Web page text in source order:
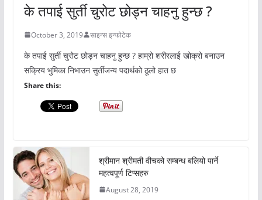
के तपाई सुर्ती चुरोट छोड्न चाहनु हुन्छ ?
October 3, 2019 साइन्स इन्फोटेक
के तपाई सुर्ती चुरोट छोड्न चाहनु हुन्छ ? हाम्रो शरीरलाई खोक्रो बनाउन
सक्रिय भुमिका निभाउन सुर्तीजन्य पदार्थको ठूलो हात छ
Share this:
श्रीमान श्रीमती वीचको सम्बन्ध बलियो पार्ने
महत्वपूर्ण टिप्सहरु
August 28, 2019